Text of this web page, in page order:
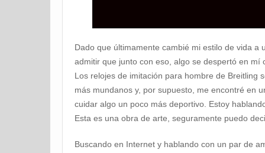
Dado que últimamente cambié mi estilo de vida a
admitir que junto con eso, algo se despertó en mí
Los relojes de imitación para hombre de Breitling
más mundanos y, por supuesto, me encontré en
cuidar algo un poco más deportivo. Estoy
Esta es una obra de arte, seguramente puedo
Buscando en Internet y hablando con un par de